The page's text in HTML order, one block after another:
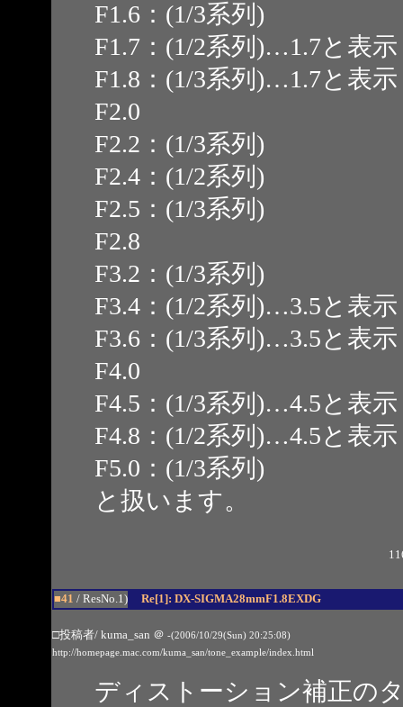
F1.6：(1/3系列)
F1.7：(1/2系列)…1.7と表示
F1.8：(1/3系列)…1.7と表示
F2.0
F2.2：(1/3系列)
F2.4：(1/2系列)
F2.5：(1/3系列)
F2.8
F3.2：(1/3系列)
F3.4：(1/2系列)…3.5と表示
F3.6：(1/3系列)…3.5と表示
F4.0
F4.5：(1/3系列)…4.5と表示
F4.8：(1/2系列)…4.5と表示
F5.0：(1/3系列)
と扱います。
■41 / ResNo.1) Re[1]: DX-SIGMA28mmF1.8EXDG
□投稿者/ kuma_san ＠ -(2006/10/29(Sun) 20:25:08)
http://homepage.mac.com/kuma_san/tone_example/index.html
ディストーション補正の